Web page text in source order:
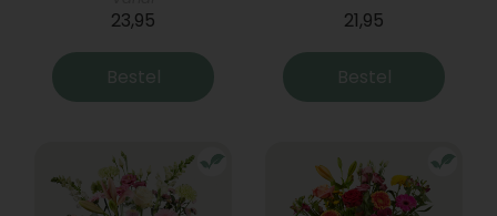
23,95
Bestel
21,95
Bestel